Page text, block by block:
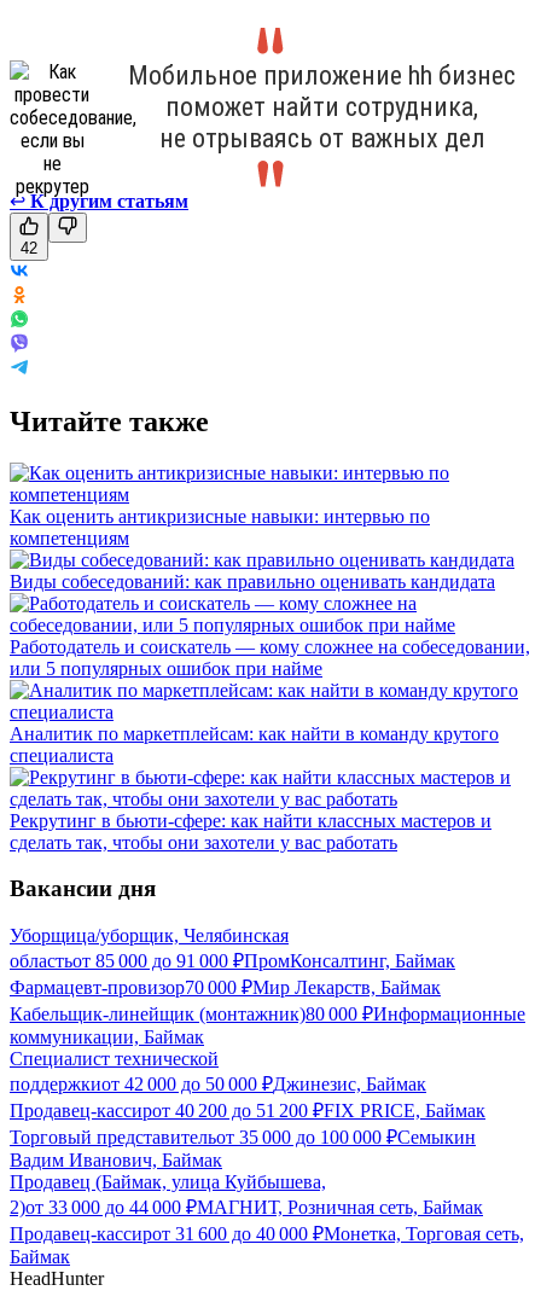
Мобильное приложение hh бизнес
поможет найти сотрудника,
не отрываясь от важных дел
↩ К другим статьям
42
Читайте также
Как оценить антикризисные навыки: интервью по
компетенциям
Виды собеседований: как правильно оценивать кандидата
Работодатель и соискатель — кому сложнее на собеседовании,
или 5 популярных ошибок при найме
Аналитик по маркетплейсам: как найти в команду крутого
специалиста
Рекрутинг в бьюти-сфере: как найти классных мастеров и
сделать так, чтобы они захотели у вас работать
Вакансии дня
Уборщица/уборщик, Челябинская
областьот 85 000 до 91 000 ₽ПромКонсалтинг, Баймак
Фармацевт-провизор70 000 ₽Мир Лекарств, Баймак
Кабельщик-линейщик (монтажник)80 000 ₽Информационные
коммуникации, Баймак
Специалист технической
поддержкиот 42 000 до 50 000 ₽Джинезис, Баймак
Продавец-кассирот 40 200 до 51 200 ₽FIX PRICE, Баймак
Торговый представительот 35 000 до 100 000 ₽Семыкин
Вадим Иванович, Баймак
Продавец (Баймак, улица Куйбышева,
2)от 33 000 до 44 000 ₽МАГНИТ, Розничная сеть, Баймак
Продавец-кассирот 31 600 до 40 000 ₽Монетка, Торговая сеть,
Баймак
HeadHunter